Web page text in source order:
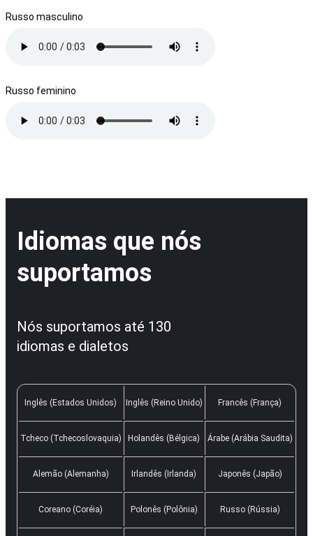
Russo masculino
Russo feminino
Idiomas que nós
suportamos
Nós suportamos até 130
idiomas e dialetos
Inglês (Estados Unidos) Inglês (Reino Unido) Francês (França)
Tcheco (Tchecoslovaquia) Holandês (Bélgica) Árabe (Arábia Saudita)
Alemão (Alemanha) Irlandês (Irlanda) Japonês (Japão)
Coreano (Coréia) Polonês (Polônia) Russo (Rússia)